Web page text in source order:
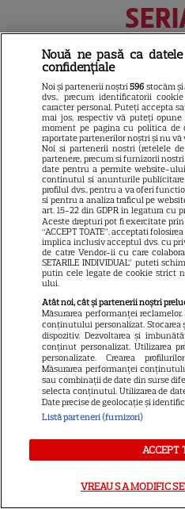
18
„Sărmana Maria”
Nouă ne pasă ca
confidențiale
Noi și partenerii noștri596 stocăm
dvs., precum identificatorii
caracter personal. Puteți accepta
mai jos, respectiv vă puteți
moment pe pagina cu politica de
raportate partenerilor noștri și nu vă
Noi si partenerii nostri (retelele
partenere, precum si furnizorii
date pentru a permite website-
continutul si anunturile
profilul dvs., pentru a va oferi
si pentru a analiza traficul pe
art. 15-22 din GDPR in legatura cu
Aceste drepturi pot fi exercitate
“ACCEPT TOATE”, acceptati
implica inclusiv acceptul dvs. cu
de catre Vendor-ii cu care
SETARILE INDIVIDUAL” puteti
putin cele legate de cookie strict
ului.
Atât noi, cât și partenerii noștri
Măsurarea performanței
conținutului personalizat.
dispozitiv. Dezvoltarea și
conținut personalizat. Utilizarea
personalizate. Crearea
Măsurarea performanței
sau combinații de date din surse
selecta conținutul. Utilizarea de
Date precise de geolocație și
Listă parteneri (furnizori)
ACCEPT
VREAU SA MODIFIC